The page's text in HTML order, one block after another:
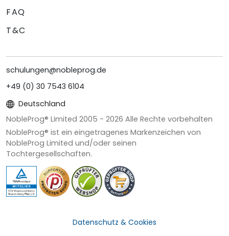
FAQ
T&C
schulungen@nobleprog.de
+49 (0) 30 7543 6104
Deutschland
NobleProg® Limited 2005 - 2026 Alle Rechte vorbehalten
NobleProg® ist ein eingetragenes Markenzeichen von
NobleProg Limited und/oder seinen
Tochtergesellschaften.
Datenschutz & Cookies